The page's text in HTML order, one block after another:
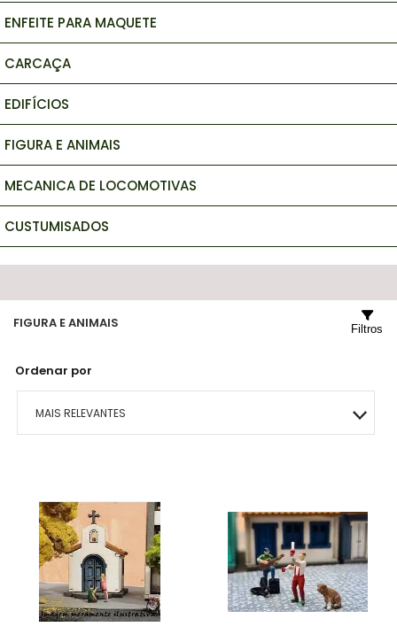
ENFEITE PARA MAQUETE
CARCAÇA
EDIFÍCIOS
FIGURA E ANIMAIS
MECANICA DE LOCOMOTIVAS
CUSTUMISADOS
FIGURA E ANIMAIS
Ordenar por
MAIS RELEVANTES
MENOR PREÇO
MAIOR PREÇO
A - Z
Filtros